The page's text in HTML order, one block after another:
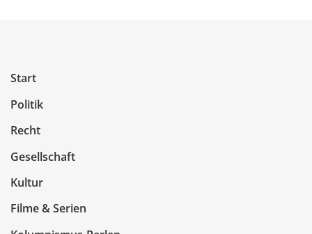
Start
Politik
Recht
Gesellschaft
Kultur
Filme & Serien